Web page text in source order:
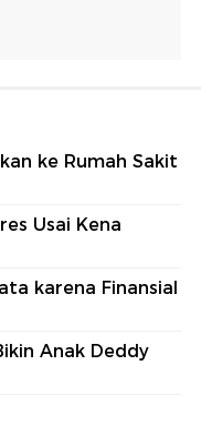
ke Rumah Sakit
Usai Kena
karena Finansial
Anak Deddy